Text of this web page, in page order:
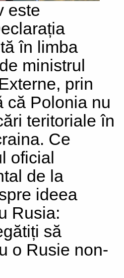
este
în limba
ministrul
prin
că Polonia nu
teritoriale în
Ce
oficial
de la
ideea
Rusia:
să
o Rusie non-